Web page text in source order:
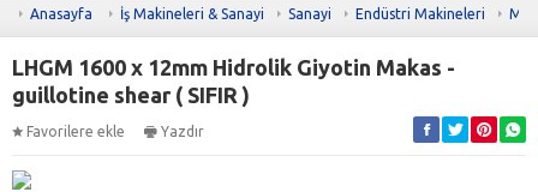
Anasayfa İş Makineleri & Sanayi Sanayi Endüstri Makineleri
LHGM 1600 x 12mm Hidrolik Giyotin Makas -
guillotine shear ( SIFIR )
Favorilere ekle Yazdır